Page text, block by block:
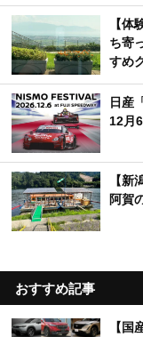
【
ち寄
すめ
日産
12月
【
阿賀
おすすめ記事
【